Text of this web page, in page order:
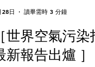
［世界空氣污
新報告出爐 ］
28日 讀畢需時 3 分鐘